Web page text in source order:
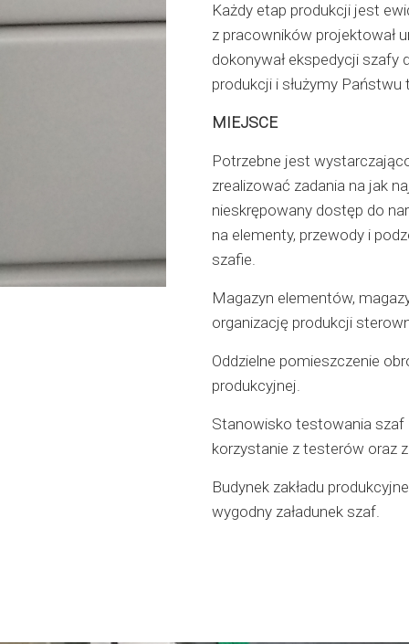
Każdy etap produkcji jest
z pracowników projektował
dokonywał ekspedycji szafy
produkcji i służymy
MIEJSCE
Potrzebne jest
zrealizować zadania na jak
nieskrępowany dostęp do
na elementy, przewody i
szafie.
Magazyn elementów,
organizację produkcji
Oddzielne pomieszczenie
produkcyjnej.
Stanowisko testowania szaf
korzystanie z testerów oraz
Budynek zakładu
wygodny załadunek szaf.